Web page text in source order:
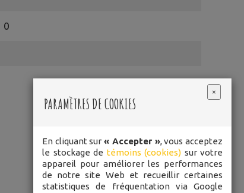
0
×
PARAMÈTRES DE COOKIES
En cliquant sur« Accepter », vous acceptez
le stockage de témoins (cookies) sur votre
appareil pour améliorer les performances
de notre site Web et recueillir certaines
statistiques de fréquentation via Google